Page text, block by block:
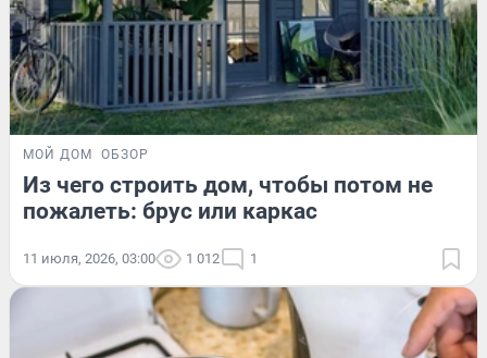
МОЙ ДОМ ОБЗОР
Из чего строить дом, чтобы потом не
пожалеть: брус или каркас
11 июля, 2026, 03:00 1 012 1